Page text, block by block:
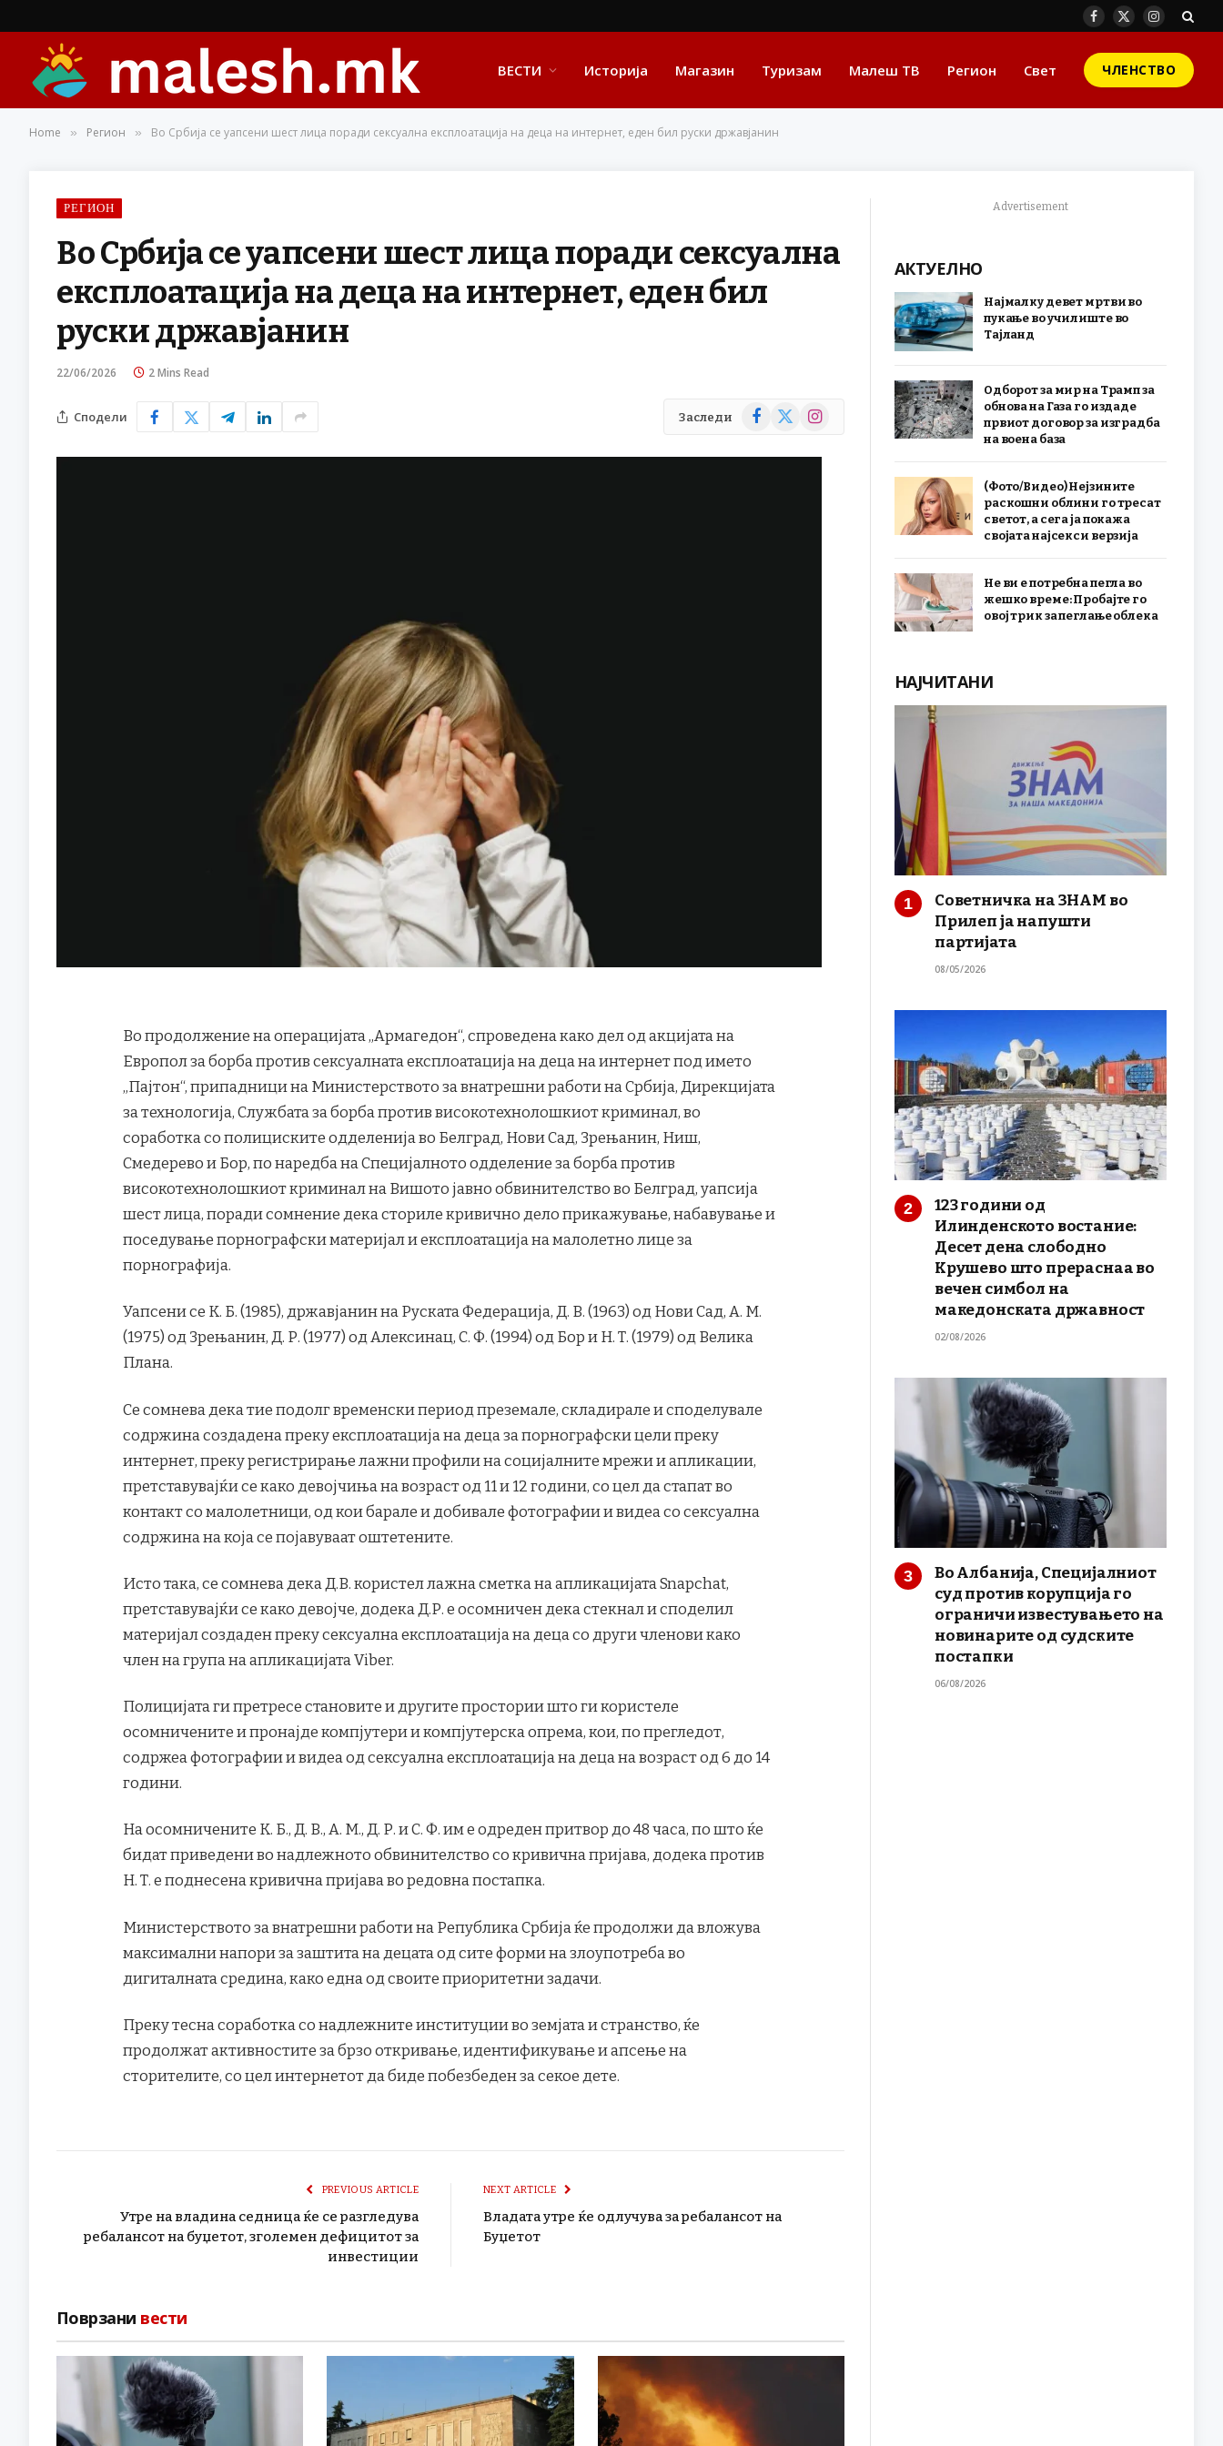
Facebook
X
Instagram
ВЕСТИ Историја Магазин Туризам Малеш ТВ Регион Свет ЧЛЕНСТВО
Home » Регион » Во Србија се уапсени шест лица поради сексуална експлоатација на деца на интернет, еден бил руски државјанин
РЕГИОН
Во Србија се уапсени шест лица поради сексуална
експлоатација на деца на интернет, еден бил
руски државјанин
22/06/2026 2 Mins Read
Сподели Заследи Facebook
X
Instagram
Во продолжение на операцијата „Армагедон“, спроведена како дел од акцијата на
Европол за борба против сексуалната експлоатација на деца на интернет под името
„Пајтон“, припадници на Министерството за внатрешни работи на Србија, Дирекцијата
за технологија, Службата за борба против високотехнолошкиот криминал, во
соработка со полициските одделенија во Белград, Нови Сад, Зрењанин, Ниш,
Смедерево и Бор, по наредба на Специјалното одделение за борба против
високотехнолошкиот криминал на Вишото јавно обвинителство во Белград, уапсија
шест лица, поради сомнение дека сториле кривично дело прикажување, набавување и
поседување порнографски материјал и експлоатација на малолетно лице за
порнографија.
Уапсени се К. Б. (1985), државјанин на Руската Федерација, Д. В. (1963) од Нови Сад, А. М.
(1975) од Зрењанин, Д. Р. (1977) од Алексинац, С. Ф. (1994) од Бор и Н. Т. (1979) од Велика
Плана.
Се сомнева дека тие подолг временски период преземале, складирале и споделувале
содржина создадена преку експлоатација на деца за порнографски цели преку
интернет, преку регистрирање лажни профили на социјалните мрежи и апликации,
претставувајќи се како девојчиња на возраст од 11 и 12 години, со цел да стапат во
контакт со малолетници, од кои барале и добивале фотографии и видеа со сексуална
содржина на која се појавуваат оштетените.
Исто така, се сомнева дека Д.В. користел лажна сметка на апликацијата Snapchat,
претставувајќи се како девојче, додека Д.Р. е осомничен дека стекнал и споделил
материјал создаден преку сексуална експлоатација на деца со други членови како
член на група на апликацијата Viber.
Полицијата ги претресе становите и другите простории што ги користеле
осомничените и пронајде компјутери и компјутерска опрема, кои, по прегледот,
содржеа фотографии и видеа од сексуална експлоатација на деца на возраст од 6 до 14
години.
На осомничените К. Б., Д. В., А. М., Д. Р. и С. Ф. им е одреден притвор до 48 часа, по што ќе
бидат приведени во надлежното обвинителство со кривична пријава, додека против
Н. Т. е поднесена кривична пријава во редовна постапка.
Министерството за внатрешни работи на Република Србија ќе продолжи да вложува
максимални напори за заштита на децата од сите форми на злоупотреба во
дигиталната средина, како една од своите приоритетни задачи.
Преку тесна соработка со надлежните институции во земјата и странство, ќе
продолжат активностите за брзо откривање, идентификување и апсење на
сторителите, со цел интернетот да биде побезбеден за секое дете.
PREVIOUS ARTICLE
Утре на владина седница ќе се разгледува
ребалансот на буџетот, зголемен дефицитот за
инвестиции
NEXT ARTICLE
Владата утре ќе одлучува за ребалансот на
Буџетот
Поврзани вести
Advertisement
АКТУЕЛНО
Најмалку девет мртви во
пукање во училиште во
Тајланд
Одборот за мир на Трамп за
обнова на Газа го издаде
првиот договор за изградба
на воена база
(Фото/Видео) Нејзините
раскошни облини го тресат
светот, а сега ја покажа
својата најсекси верзија
Не ви е потребна пегла во
жешко време: Пробајте го
овој трик за пеглање облека
НАЈЧИТАНИ
Советничка на ЗНАМ во
Прилеп ја напушти
партијата
08/05/2026
123 години од
Илинденското востание:
Десет дена слободно
Крушево што прераснаа во
вечен симбол на
македонската државност
02/08/2026
Во Албанија, Специјалниот
суд против корупција го
ограничи известувањето на
новинарите од судските
постапки
06/08/2026